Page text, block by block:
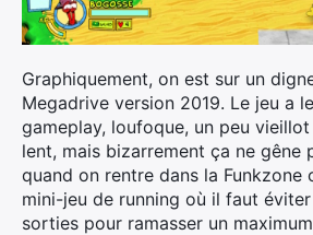
Graphiquement, on est sur un
Megadrive version 2019. Le jeu a
gameplay, loufoque, un peu
lent, mais bizarrement ça ne gêne
quand on rentre dans la Funkzone
mini-jeu de running où il faut
sorties pour ramasser un